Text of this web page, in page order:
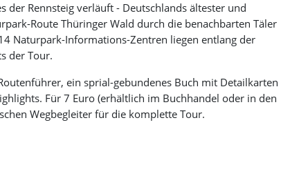
der Rennsteig verläuft - Deutschlands ältester und
Route Thüringer Wald durch die benachbarten Täler
Naturpark-Informations-Zentren liegen entlang der
der Tour.
ein sprial-gebundenes Buch mit Detailkarten
Für 7 Euro (erhältlich im Buchhandel oder in den
Wegbegleiter für die komplette Tour.